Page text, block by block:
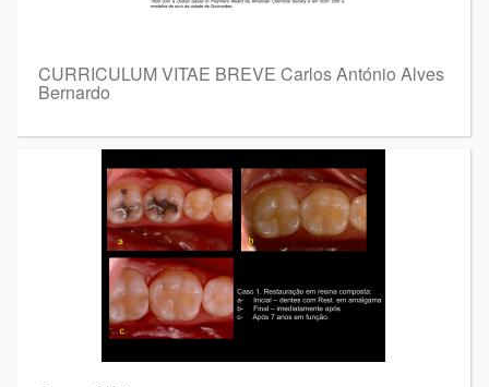
CURRICULUM VITAE BREVE Carlos António Alves
Bernardo